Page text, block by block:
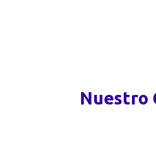
Nuestro